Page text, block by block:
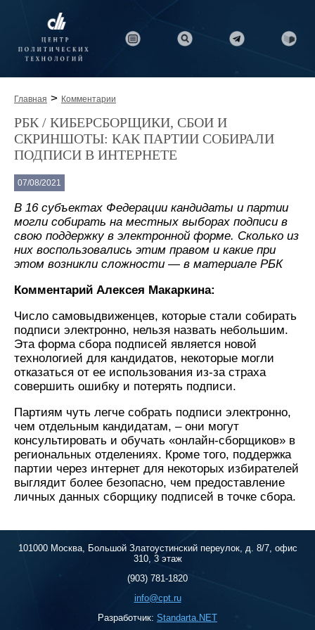
Главная > Комментарии
РБК / КИБЕРСБОРЩИКИ, СБОИ И
СКРИНШОТЫ: КАК ПАРТИИ СОБИРАЛИ
ПОДПИСИ В ИНТЕРНЕТЕ
07/08/2021
В 16 субъектах Федерации кандидаты и партии
могли собирать на местных выборах подписи в
свою поддержку в электронной форме. Сколько из
них воспользовались этим правом и какие при
этом возникли сложности — в материале РБК
Комментарий Алексея Макаркина:
Число самовыдвиженцев, которые стали собирать
подписи электронно, нельзя назвать небольшим.
Эта форма сбора подписей является новой
технологией для кандидатов, некоторые могли
отказаться от ее использования из-за страха
совершить ошибку и потерять подписи.
Партиям чуть легче собрать подписи электронно,
чем отдельным кандидатам, – они могут
консультировать и обучать «онлайн-сборщиков» в
региональных отделениях. Кроме того, поддержка
партии через интернет для некоторых избирателей
выглядит более безопасно, чем предоставление
личных данных сборщику подписей в точке сбора.
101000 Москва, Большой Златоустинский переулок, д. 8/7, офис
310, 3 этаж
(903) 781-1820
info@cpt.ru
Разработчик: Standarta.NET